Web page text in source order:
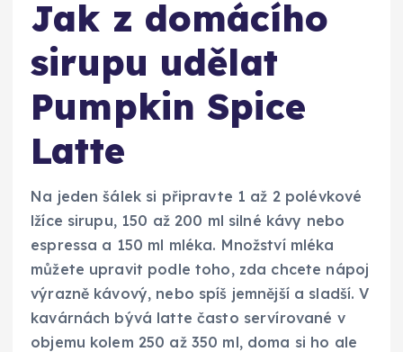
Jak z domácího
sirupu udělat
Pumpkin Spice
Latte
Na jeden šálek si připravte 1 až 2 polévkové
lžíce sirupu, 150 až 200 ml silné kávy nebo
espressa a 150 ml mléka. Množství mléka
můžete upravit podle toho, zda chcete nápoj
výrazně kávový, nebo spíš jemnější a sladší. V
kavárnách bývá latte často servírované v
objemu kolem 250 až 350 ml, doma si ho ale